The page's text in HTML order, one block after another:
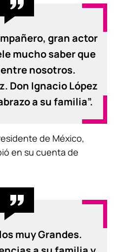
gran actor
mucho saber que
nosotros.
Don Ignacio López
a su familia”.
de México,
en su cuenta de
muy Grandes.